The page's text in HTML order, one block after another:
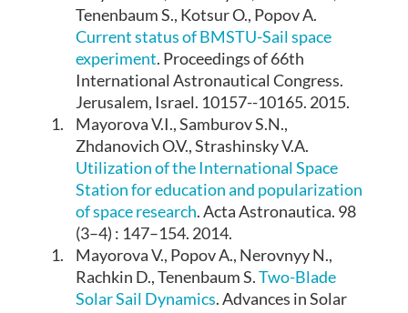
Tenenbaum S., Kotsur O., Popov A.
Current status of BMSTU-Sail space
experiment. Proceedings of 66th
International Astronautical Congress.
Jerusalem, Israel. 10157--10165. 2015.
1.
Mayorova V.I., Samburov S.N.,
Zhdanovich O.V., Strashinsky V.A.
Utilization of the International Space
Station for education and popularization
of space research. Acta Astronautica. 98
(3–4) : 147–154. 2014.
1.
Mayorova V., Popov A., Nerovnyy N.,
Rachkin D., Tenenbaum S.Two-Blade
Solar Sail Dynamics. Advances in Solar